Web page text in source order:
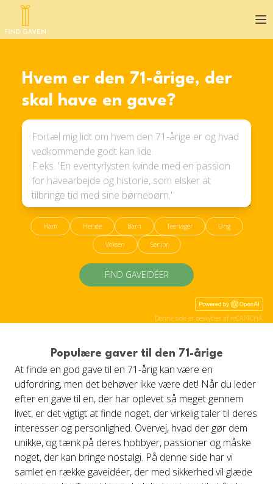
Hvem er den 71-årige, der
skal have en gave?
Ham Hende Barn Teenager Ung
Voksen Senior
FIND GAVEIDÉER
Denne side er beskyttet af reCAPTCHA.
Populære gaver til den 71-årige
At finde en god gave til en 71-årig kan være en
udfordring, men det behøver ikke være det! Når du leder
efter en gave til en, der har oplevet så meget gennem
livet, er det vigtigt at finde noget, der virkelig taler til deres
interesser og personlighed. Overvej, hvad der gør dem
unikke, og tænk på deres hobbyer, passioner og måske
noget, der kan bringe nostalgi. På denne side har vi
samlet en række gaveidéer, der med sikkerhed vil glæde